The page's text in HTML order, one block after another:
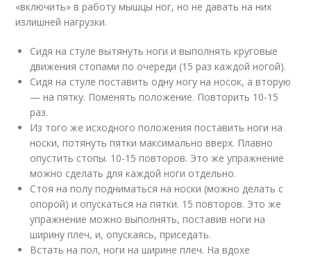
«включить» в работу мышцы ног, но не давать на них
излишней нагрузки.
Сидя на стуле вытянуть ноги и выполнять круговые
движения стопами по очереди (15 раз каждой ногой).
Сидя на стуле поставить одну ногу на носок, а вторую
— на пятку. Поменять положение. Повторить 10-15
раз.
Из того же исходного положения поставить ноги на
носки, потянуть пятки максимально вверх. Плавно
опустить стопы. 10-15 повторов. Это же упражнение
можно сделать для каждой ноги отдельно.
Стоя на полу подниматься на носки (можно делать с
опорой) и опускаться на пятки. 15 повторов. Это же
упражнение можно выполнять, поставив ноги на
ширину плеч, и, опускаясь, приседать.
Встать на пол, ноги на ширине плеч. На вдохе